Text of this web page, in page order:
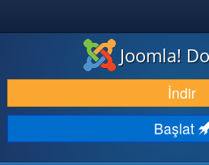
İNDIR & GENIŞLET
KEŞFET & ÖĞREN
TOPLULUK & DESTEK
Joomla!
İndir
Başlat